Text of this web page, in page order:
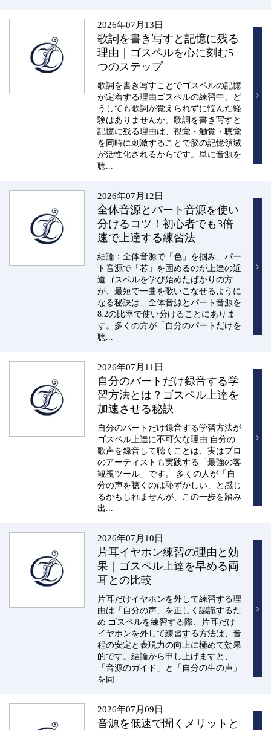
2026年07月13日
歌詞を書き写すと記憶に残る
理由｜ゴスペルを心に刻む5
つのステップ
歌詞を書き写すことでゴスペルの記憶
が定着する理由ゴスペルの練習中、ど
うしても歌詞が覚えられずに悩んだ経
験はありませんか。歌詞を書き写すと
記憶に残る理由は、視覚・触覚・聴覚
を同時に刺激することで脳の記憶領域
が活性化されるからです。単に音源を
聴...
2026年07月12日
全体音源とパート音源を使い
分けるコツ！初心者でも3倍
速で上達する練習法
結論：全体音源で「色」を掴み、パー
ト音源で「芯」を固めるのが上達の近
道ゴスペルを学び始めたばかりの方
が、最短で一曲を歌いこなせるように
なる秘訣は、全体音源とパート音源を
8:2の比率で使い分けることにありま
す。多くの方が「自分のパートだけを
聴...
2026年07月11日
自分のパートだけ録音する学
習方法とは？ゴスペル上達を
加速させる秘訣
自分のパートだけ録音する学習方法が
ゴスペル上達に不可欠な理由 自分の
歌声を録音して聴くことは、実はプロ
のアーティストも実践する「最強の客
観視ツール」です。 多くの人が「自
分の声を聴くのは恥ずかしい」と感じ
るかもしれませんが、この一歩を踏み
出...
2026年07月10日
片耳イヤホン練習の理由と効
果｜ゴスペル上達を早める両
耳との比較
片耳だけイヤホンを外して練習する理
由は「自分の声」を正しく認識するた
め ゴスペルを練習する際、片耳だけ
イヤホンを外して練習する方法は、音
程の安定と表現力の向上に極めて効果
的です。結論から申し上げますと、
「音源のガイド」と「自分の生の声」
を同...
2026年07月09日
音源を低速で聞くメリットと